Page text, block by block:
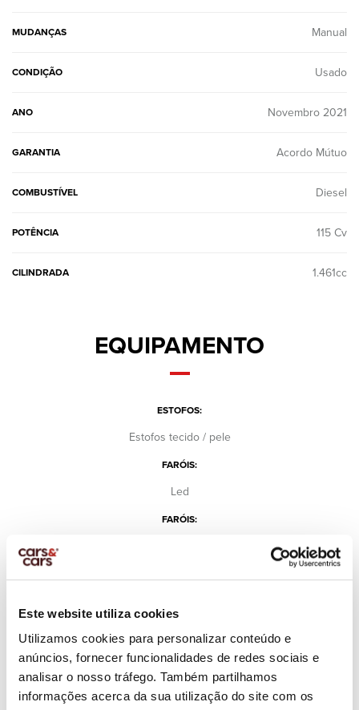
Este website utiliza cookies
Utilizamos cookies para personalizar conteúdo e
anúncios, fornecer funcionalidades de redes sociais e
analisar o nosso tráfego. Também partilhamos
informações acerca da sua utilização do site com os
MUDANÇAS Manual
CONDIÇÃO Usado
ANO Novembro 2021
GARANTIA Acordo Mútuo
COMBUSTÍVEL Diesel
POTÊNCIA 115 Cv
CILINDRADA 1.461cc
EQUIPAMENTO
ESTOFOS:
Estofos tecido / pele
FARÓIS:
Led
FARÓIS:
Faróis Reguláveis em Altura
Consola central
AR CONDICIONADO:
Automático Bi-zona